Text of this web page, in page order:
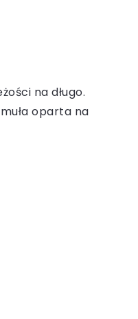
na długo.
oparta na